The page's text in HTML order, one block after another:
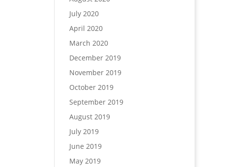
July 2020
April 2020
March 2020
December 2019
November 2019
October 2019
September 2019
August 2019
July 2019
June 2019
May 2019